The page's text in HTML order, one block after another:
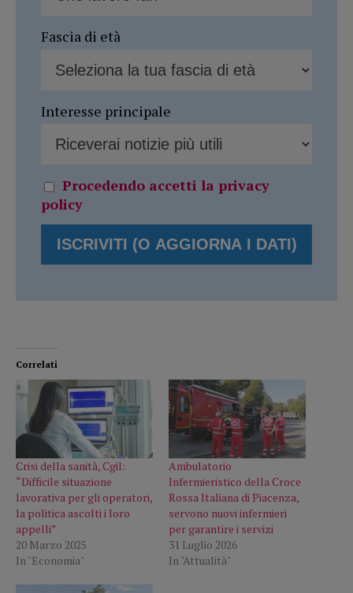
Fascia di età
Interesse principale
Procedendo accetti la privacy
policy
Correlati
Crisi della sanità, Cgil:
“Difficile situazione
lavorativa per gli operatori,
la politica ascolti i loro
appelli”
20 Marzo 2025
In "Economia"
Ambulatorio
Infermieristico della Croce
Rossa Italiana di Piacenza,
servono nuovi infermieri
per garantire i servizi
31 Luglio 2026
In "Attualità"